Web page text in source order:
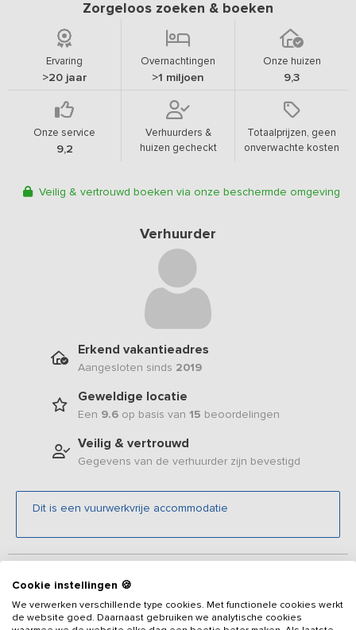
Zorgeloos zoeken & boeken
Ervaring
>20 jaar
Overnachtingen
>1 miljoen
Onze huizen
9,3
Onze service
9,2
Verhuurders &
huizen gecheckt
Totaalprijzen, geen
onverwachte kosten
Veilig & vertrouwd boeken via onze beschermde omgeving
Verhuurder
Erkend vakantieadres
Aangesloten sinds 2019
Geweldige locatie
Een 9.6 op basis van 15 beoordelingen
Veilig & vertrouwd
Gegevens van de verhuurder zijn bevestigd
Dit is een vuurwerkvrije accommodatie
Friesland staat bekend om de watersport en het Slotermeer is niet
Cookie instellingen 🍪
We verwerken verschillende type cookies. Met functionele cookies werkt
de website goed. Daarnaast gebruiken we analytische cookies